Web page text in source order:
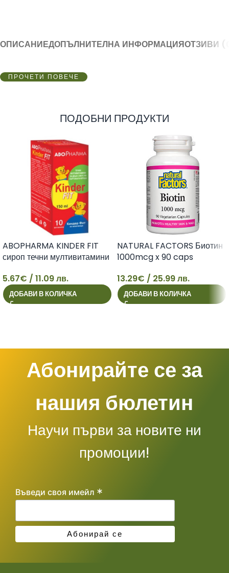
ОПИСАНИЕДОПЪЛНИТЕЛНА ИНФОРМАЦИЯОТЗИВИ
ПРОЧЕТИ ПОВЕЧЕ
ПОДОБНИ ПРОДУКТИ
5
ABOPHARMA KINDER FIT
сироп течни мултивитамини
5.67€ / 11.09 лв.
ДОБАВИ В КОЛИЧКА
13
NATURAL FACTORS Биотин
1000mcg x 90 caps
13.29€ / 25.99 лв.
ДОБАВИ В КОЛИЧКА
Абонирайте се за
нашия бюлетин
Научи първи за новите ни
промоции!
Въведи своя имейл *